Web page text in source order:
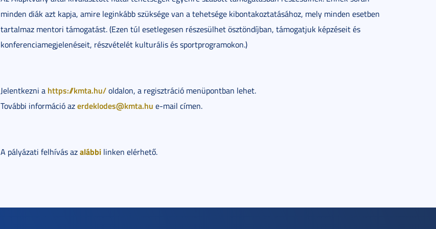
minden diák azt kapja, amire leginkább szüksége van a tehetsége kibontakoztatásához, mely minden esetben
tartalmaz mentori támogatást. (Ezen túl esetlegesen részesülhet ösztöndíjban, támogatjuk képzéseit és
konferenciamegjelenéseit, részvételét kulturális és sportprogramokon.)
Jelentkezni a https://kmta.hu/oldalon, a regisztráció menüpontban lehet.
További információ azerdeklodes@kmta.hu e-mail címen.
A pályázati felhívás azalábbi linken elérhető.